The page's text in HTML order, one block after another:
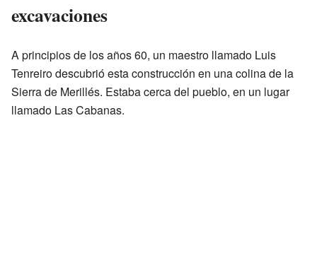
excavaciones
A principios de los años 60, un maestro llamado Luis
Tenreiro descubrió esta construcción en una colina de la
Sierra de Merillés. Estaba cerca del pueblo, en un lugar
llamado Las Cabanas.